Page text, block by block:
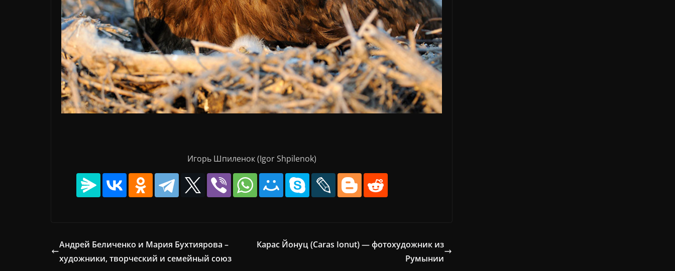
Игорь Шпиленок (Igor Shpilenok)
Андрей Беличенко и Мария Бухтиярова –
художники, творческий и семейный союз
Карас Йонуц (Caras Ionut) — фотохудожник из
Румынии